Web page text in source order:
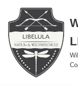
Zum
Inhalt
springen